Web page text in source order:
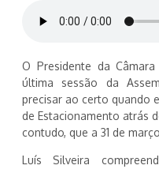
O Presidente da
última sessão da
precisar ao certo quando
de Estacionamento atrás
contudo, que a 31 de
Luís Silveira